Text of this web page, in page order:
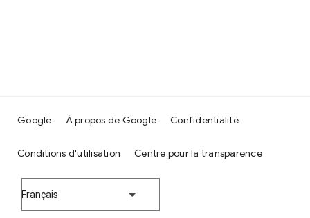
Google À propos de Google Confidentialité
Conditions d'utilisation Centre pour la transparence
Français